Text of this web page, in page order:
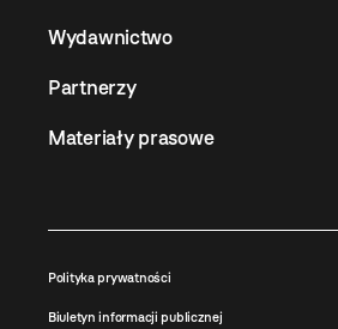
Wydawnictwo
Partnerzy
Materiały prasowe
Polityka prywatności
Biuletyn informacji publicznej